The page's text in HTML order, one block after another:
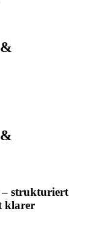
– strukturiert
klarer